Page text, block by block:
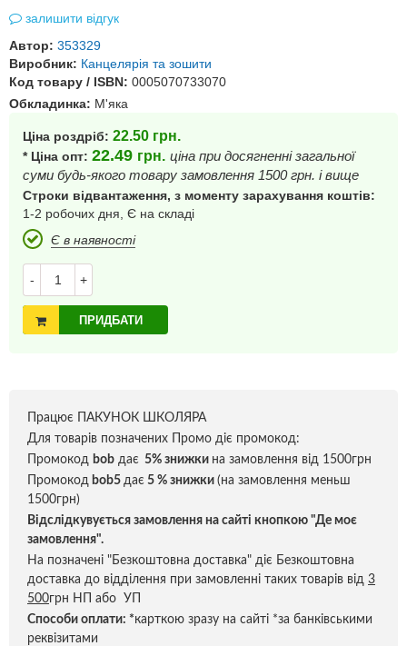
залишити відгук
Автор: 353329
Виробник: Канцелярія та зошити
Код товару / ISBN: 0005070733070
Обкладинка: М'яка
Ціна роздріб: 22.50 грн.
* Ціна опт: 22.49 грн. ціна при досягненні загальної
суми будь-якого товару замовлення 1500 грн. і вище
Строки відвантаження, з моменту зарахування коштів:
1-2 робочих дня, Є на складі
Є в наявності
- +
ПРИДБАТИ
Працює ПАКУНОК ШКОЛЯРА
Для товарів позначених Промо діє промокод:
Промокод bob дає 5% знижки на замовлення від 1500грн
Промокод bob5 дає 5 % знижки (на замовлення меньш
1500грн)
Відслідкувується замовлення на сайті кнопкою "Де моє
замовлення".
На позначені "Безкоштовна доставка" діє Безкоштовна
доставка до відділення при замовленні таких товарів від 3
500грн НП або УП
Способи оплати: *карткою зразу на сайті *за банківськими
реквізитами